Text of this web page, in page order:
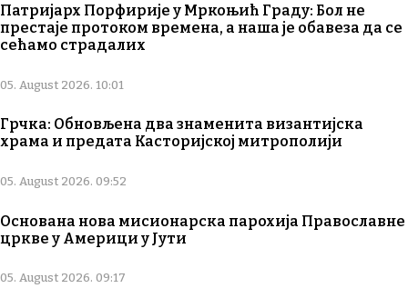
Патријарх Порфирије у Мркоњић Граду: Бол не
престаје протоком времена, а наша је обавеза да се
сећамо страдалих
05. August 2026. 10:01
Грчка: Обновљена два знаменита византијска
храма и предата Касторијској митрополији
05. August 2026. 09:52
Основана нова мисионарска парохија Православне
цркве у Америци у Јути
05. August 2026. 09:17